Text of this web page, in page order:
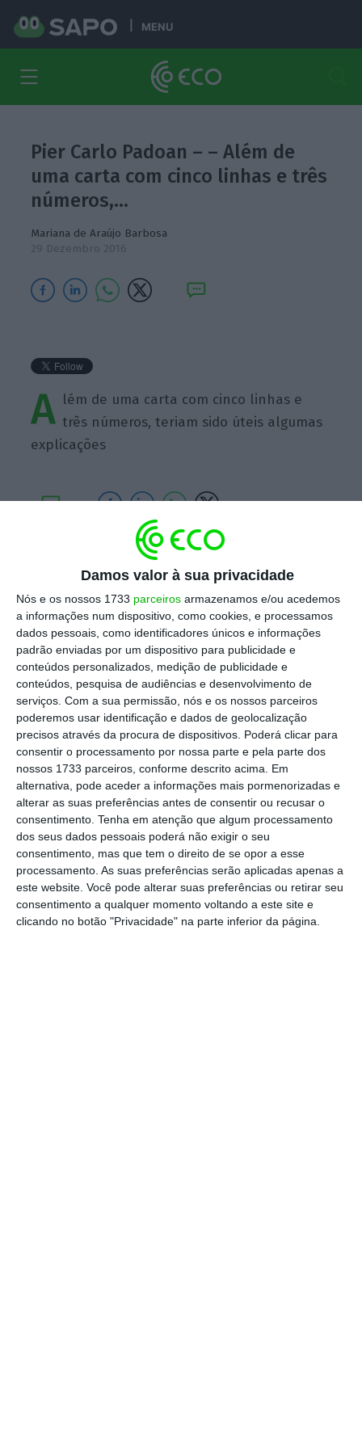
Damos valor à sua privacidade
Nós e os nossos 1733 parceiros armazenamos e/ou acedemos
a informações num dispositivo, como cookies, e processamos
dados pessoais, como identificadores únicos e informações
padrão enviadas por um dispositivo para publicidade e
conteúdos personalizados, medição de publicidade e
conteúdos, pesquisa de audiências e desenvolvimento de
serviços. Com a sua permissão, nós e os nossos parceiros
poderemos usar identificação e dados de geolocalização
precisos através da procura de dispositivos. Poderá clicar para
consentir o processamento por nossa parte e pela parte dos
nossos 1733 parceiros, conforme descrito acima. Em
alternativa, pode aceder a informações mais pormenorizadas e
alterar as suas preferências antes de consentir ou recusar o
consentimento. Tenha em atenção que algum processamento
dos seus dados pessoais poderá não exigir o seu
consentimento, mas que tem o direito de se opor a esse
processamento. As suas preferências serão aplicadas apenas a
este website. Você pode alterar suas preferências ou retirar seu
consentimento a qualquer momento voltando a este site e
clicando no botão "Privacidade" na parte inferior da página.
MENU
Pier Carlo Padoan – – Além de
uma carta com cinco linhas e três
números,…
Mariana de Araújo Barbosa
29 Dezembro 2016
A lém de uma carta com cinco linhas e
três números, teriam sido úteis algumas
explicações
https://eco.sapo.pt/quote/pier-carlo-padoan-alem-de-uma-carta-com-cinco-linhas-e-tres-numeros-6/ Copiar
Assine o ECO Premium
No momento em que a informação é
mais importante do que nunca, apoie
o jornalismo independente e rigoroso.
De que forma? Assine o ECO Premium e
tenha acesso a notícias exclusivas, à
opinião que conta, às reportagens e
especiais que mostram o outro lado da
história.
Esta assinatura é uma forma de apoiar
o ECO e os seus jornalistas. A nossa